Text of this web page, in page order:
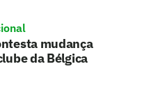
mudança
da Bélgica